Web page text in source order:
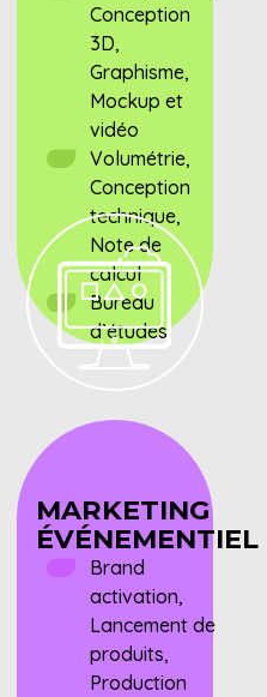
Conception
3D,
Graphisme,
Mockup et
vidéo
Volumétrie,
Conception
technique,
Note de
calcul
Bureau
d’études
MARKETING
ÉVÉNEMENTIEL
Brand
activation,
Lancement de
produits,
Production